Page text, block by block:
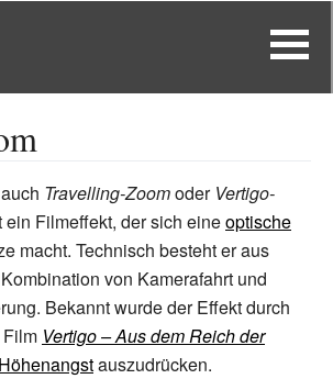
Travelling-Zoomoder Vertigo-
Filmeffekt, der sich eineoptische
macht. Technisch besteht er aus
von Kamerafahrt und
Bekannt wurde der Effekt durch
Film Vertigo – Aus dem Reich der
Höhenangstauszudrücken.